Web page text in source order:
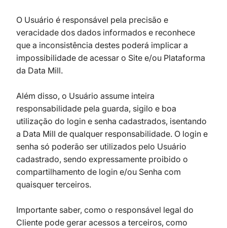
O Usuário é responsável pela precisão e
veracidade dos dados informados e reconhece
que a inconsistência destes poderá implicar a
impossibilidade de acessar o Site e/ou Plataforma
da Data Mill.
Além disso, o Usuário assume inteira
responsabilidade pela guarda, sigilo e boa
utilização do login e senha cadastrados, isentando
a Data Mill de qualquer responsabilidade. O login e
senha só poderão ser utilizados pelo Usuário
cadastrado, sendo expressamente proibido o
compartilhamento de login e/ou Senha com
quaisquer terceiros.
Importante saber, como o responsável legal do
Cliente pode gerar acessos a terceiros, como